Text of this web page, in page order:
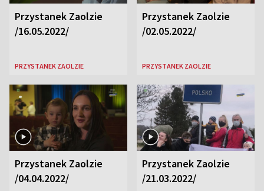
Przystanek Zaolzie
/16.05.2022/
PRZYSTANEK ZAOLZIE
Przystanek Zaolzie
/02.05.2022/
PRZYSTANEK ZAOLZIE
Przystanek Zaolzie
/04.04.2022/
Przystanek Zaolzie
/21.03.2022/